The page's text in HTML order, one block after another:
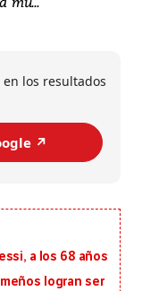
los resultados
↗️
a los 68 años
logran ser